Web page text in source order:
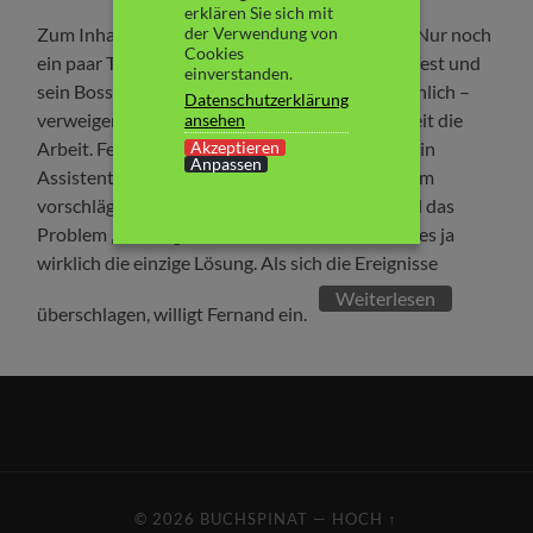
Zum Inhalt: Oberelf Fernand ist völlig genervt. Nur noch
ein paar Tage bis zum diesjährigen Weihnachtsfest und
sein Boss – der Weihnachtsmann höchstpersönlich –
verweigert aufgrund persönlicher Unpässlichkeit die
Arbeit. Fernand ist verzweifelt und sauer. Als sein
Assistent Perus ihm eine Lösung für das Problem
vorschlägt, ist Fernand zuerst schockiert: Er soll das
Problem „beseitigen“ lassen. Doch vielleicht ist es ja
wirklich die einzige Lösung. Als sich die Ereignisse
überschlagen, willigt Fernand ein.
Weiterlesen
© 2026 BUCHSPINAT — HOCH ↑
erklären Sie sich mit
der Verwendung von
Cookies
einverstanden.
Datenschutzerklärung
ansehen
Akzeptieren
Anpassen